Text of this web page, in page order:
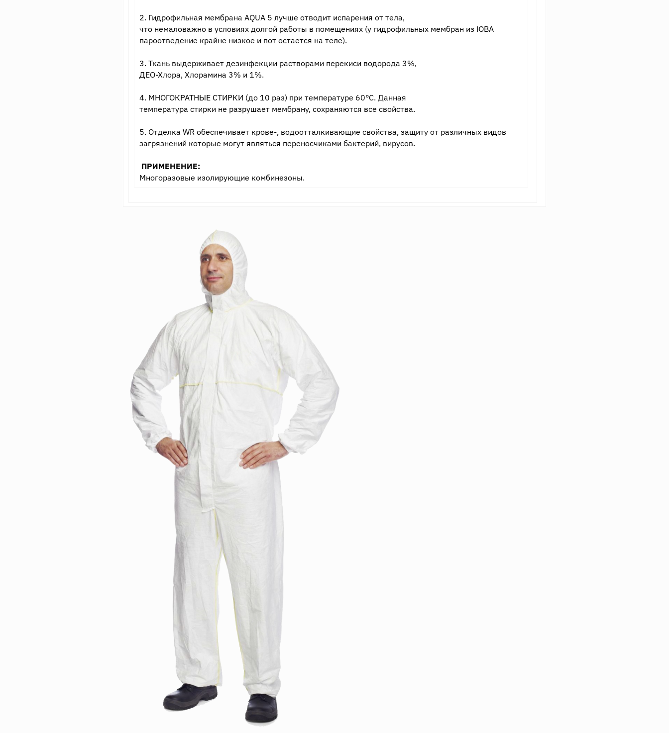
2. Гидрофильная мембрана AQUA 5 лучше отводит испарения от тела,
что немаловажно в условиях долгой работы в помещениях (у гидрофильных мембран из ЮВА
пароотведение крайне низкое и пот остается на теле).
3. Ткань выдерживает дезинфекции растворами перекиси водорода 3%,
ДЕО-Хлора, Хлорамина 3% и 1%.
4. МНОГОКРАТНЫЕ СТИРКИ (до 10 раз) при температуре 60°С. Данная
температура стирки не разрушает мембрану, сохраняются все свойства.
5. Отделка WR обеспечивает крове-, водоотталкивающие свойства, защиту от различных видов
загрязнений которые могут являться переносчиками бактерий, вирусов.
ПРИМЕНЕНИЕ:
Многоразовые изолирующие комбинезоны.